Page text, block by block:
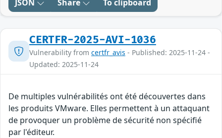
JSON Share To clipboard
CERTFR-2025-AVI-1036
Vulnerability from certfr_avis - Published: 2025-11-24 -
Updated: 2025-11-24
De multiples vulnérabilités ont été découvertes dans
les produits VMware. Elles permettent à un attaquant
de provoquer un problème de sécurité non spécifié
par l'éditeur.